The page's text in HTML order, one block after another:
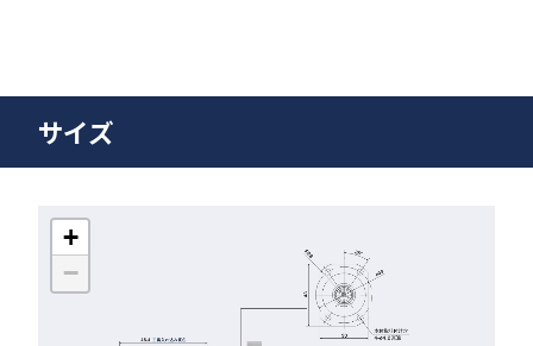
サイズ
+
−